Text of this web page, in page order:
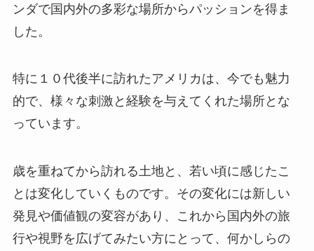
ンダで国内外の多彩な場所からパッションを得ま
した。
特に１０代後半に訪れたアメリカは、今でも魅力
的で、様々な刺激と経験を与えてくれた場所とな
っています。
歳を重ねてから訪れる土地と、若い頃に感じたこ
とは変化していくものです。その変化には新しい
発見や価値観の変容があり、これから国内外の旅
行や視野を広げてみたい方にとって、何かしらの